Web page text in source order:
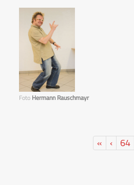
Foto Hermann Rauschmayr
« ‹ 64